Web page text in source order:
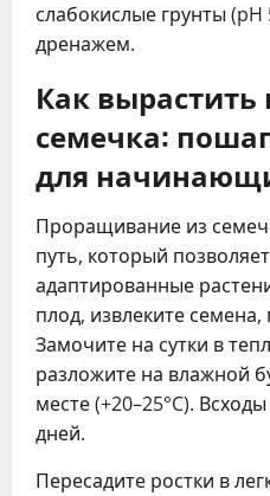
слабокислые грунты
дренажем.
Как вырастить
семечка:
для
Проращивание из
путь, который
адаптированные
плод, извлеките
Замочите на сутки в
разложите на влажной
месте (+20–25°C).
дней.
Пересадите ростки в